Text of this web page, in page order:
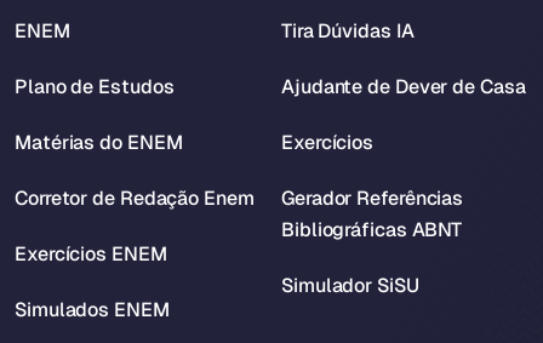
ENEM
Plano de Estudos
Matérias do ENEM
Corretor de Redação Enem
Exercícios ENEM
Simulados ENEM
Tira Dúvidas IA
Ajudante de Dever de Casa
Exercícios
Gerador Referências
Bibliográficas ABNT
Simulador SiSU